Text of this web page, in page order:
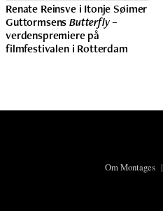
Renate Reinsve i Itonje Søimer
GuttormsensButterfly–
verdenspremiere på
filmfestivalen i Rotterdam
Om Montages|